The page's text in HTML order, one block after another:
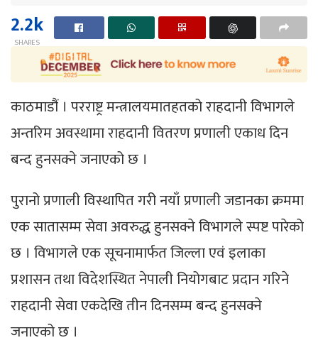
2.2k
SHARES
काठमाडौं । परराष्ट्र मन्त्रालयमातहतको राहदानी विभागले
अन्तरिम अवस्थामा राहदानी वितरण प्रणाली एकाध दिन
बन्द हुनसक्ने जनाएको छ ।
पुरानो प्रणाली विस्थापित गरी नयाँ प्रणाली जडानका क्रममा
एक सातासम्म सेवा अवरुद्ध हुनसक्ने विभागले स्पष्ट पारेको
छ । विभागले एक सूचनामार्फत जिल्ला एवं इलाका
प्रशासन तथा विदेशस्थित नेपाली नियोगबाट प्रदान गरिने
राहदानी सेवा एकदेखि तीन दिनसम्म बन्द हुनसक्ने
जनाएको छ ।